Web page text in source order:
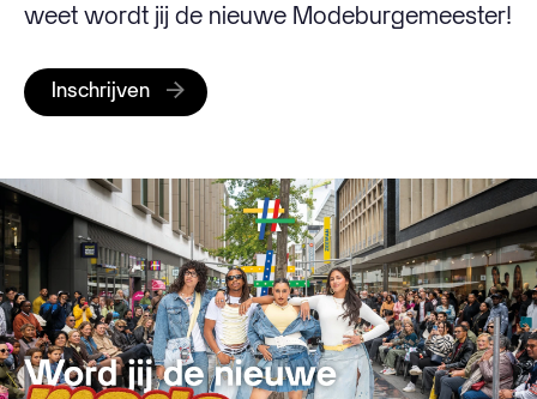
weet wordt jij de nieuwe Modeburgemeester!
Inschrijven